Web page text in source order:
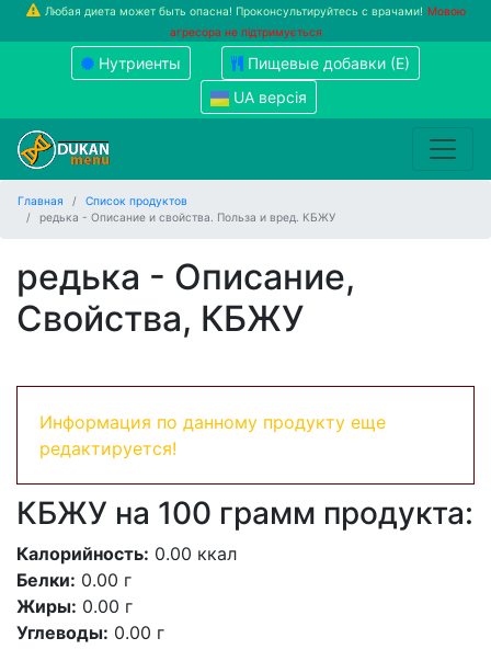
Любая диета может быть опасна! Проконсультируйтесь с врачами! Мовою
агресора не підтримується
Нутриенты
Пищевые добавки (Е)
UA версія
Главная
Список продуктов
редька - Описание и свойства. Польза и вред. КБЖУ
редька - Описание,
Свойства, КБЖУ
Информация по данному продукту еще
редактируется!
КБЖУ на 100 грамм продукта:
Калорийность: 0.00 ккал
Белки: 0.00 г
Жиры: 0.00 г
Углеводы: 0.00 г